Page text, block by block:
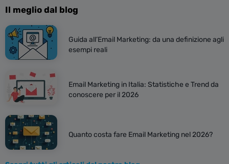
Il meglio dal blog
Guida all’Email Marketing: da una definizione agli
esempi reali
Email Marketing in Italia: Statistiche e Trend da
conoscere per il 2026
Quanto costa fare Email Marketing nel 2026?